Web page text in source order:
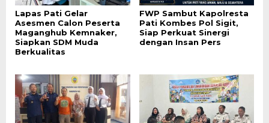
Lapas Pati Gelar
Asesmen Calon Peserta
Maganghub Kemnaker,
Siapkan SDM Muda
Berkualitas
FWP Sambut Kapolresta
Pati Kombes Pol Sigit,
Siap Perkuat Sinergi
dengan Insan Pers